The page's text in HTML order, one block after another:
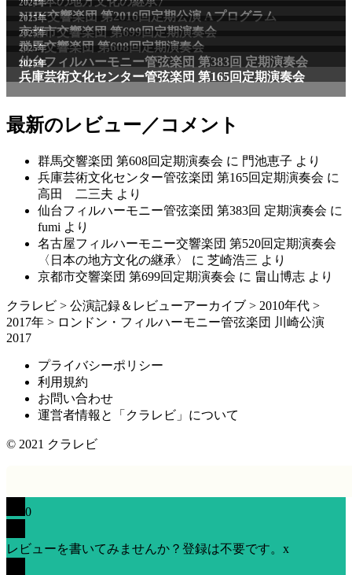
2024年
NHK交響楽団 第2016回定期公演 Aプログラム
2025年
京都市交響楽団 第699回定期演奏会
2025年
群馬交響楽団 第608回定期演奏会
2025年
仙台フィルハーモニー管弦楽団 第383回 定期演奏会
2025年
兵庫芸術文化センター管弦楽団 第165回定期演奏会
最新のレビュー／コメント
群馬交響楽団 第608回定期演奏会 に 門池恵子 より
兵庫芸術文化センター管弦楽団 第165回定期演奏会 に
高田 二三夫 より
仙台フィルハーモニー管弦楽団 第383回 定期演奏会 に
fumi より
名古屋フィルハーモニー交響楽団 第520回定期演奏会
〈日本の地方文化の継承〉
に 芝崎浩三 より
京都市交響楽団 第699回定期演奏会 に 畠山博志 より
クラレビ > 公演記録＆レビューアーカイブ > 2010年代 >
2017年 > ロンドン・フィルハーモニー管弦楽団 川崎公演
2017
プライバシーポリシー
利用規約
お問い合わせ
運営者情報と「クラレビ」について
© 2021 クラレビ
0
レビューを書いてみませんか？登録は不要です。 x